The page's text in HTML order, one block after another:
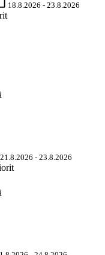
18.8.2026 - 23.8.2026
21.8.2026 - 23.8.2026